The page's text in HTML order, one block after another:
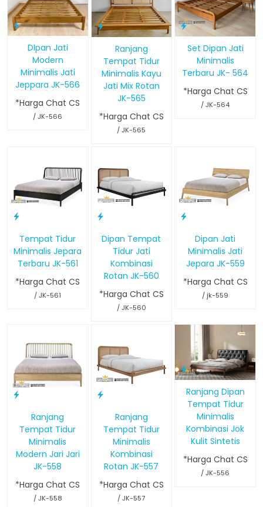
DIpan Jati
Modern
Minimalis Jati
Jeppara JK-566
*Harga Chat CS
/ JK-566
Ranjang
Tempat Tidur
Minimalis Kayu
Jati Mix Rotan
JK-565
*Harga Chat CS
/ JK-565
Set Dipan Jati
Minimalis
Terbaru JK- 564
*Harga Chat CS
/ JK-564
Tempat Tidur
Minimalis Jepara
Terbaru JK-561
*Harga Chat CS
/ JK-561
Dipan Tempat
Tidur Jati
Kombinasi
Rotan JK-560
*Harga Chat CS
/ JK-560
Dipan Jati
Minimalis Jati
Jepara JK-559
*Harga Chat CS
/ jk-559
Ranjang
Tempat Tidur
Minimalis
Modern Jari Jari
JK-558
*Harga Chat CS
/ JK-558
Ranjang
Tempat Tidur
Minimalis
Kombinasi
Rotan JK-557
*Harga Chat CS
/ JK-557
Ranjang Dipan
Tempat Tidur
Minimalis
Kombinasi Jok
Kulit Sintetis
*Harga Chat CS
/ JK-556